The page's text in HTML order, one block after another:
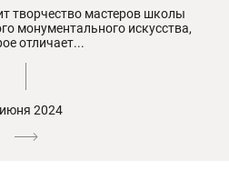
творчество мастеров школы
монументального искусства,
отличает...
2024